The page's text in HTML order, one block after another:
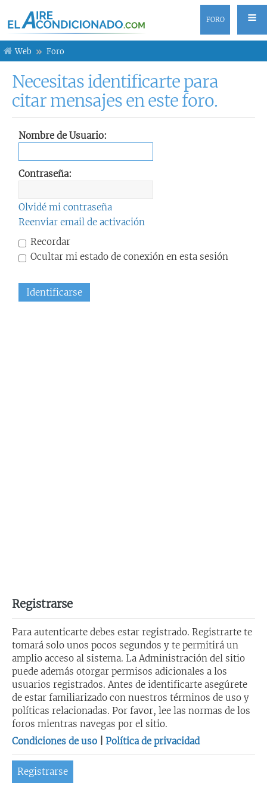
FORO
Web Foro
Necesitas identificarte para
citar mensajes en este foro.
Nombre de Usuario:
Contraseña:
Olvidé mi contraseña
Reenviar email de activación
Recordar
Ocultar mi estado de conexión en esta sesión
Registrarse
Para autenticarte debes estar registrado. Registrarte te
tomará solo unos pocos segundos y te permitirá un
amplio acceso al sistema. La Administración del sitio
puede además otorgar permisos adicionales a los
usuarios registrados. Antes de identificarte asegúrete
de estar familiarizado con nuestros términos de uso y
políticas relacionadas. Por favor, lee las normas de los
foros mientras navegas por el sitio.
Condiciones de uso
Política de privacidad
Registrarse